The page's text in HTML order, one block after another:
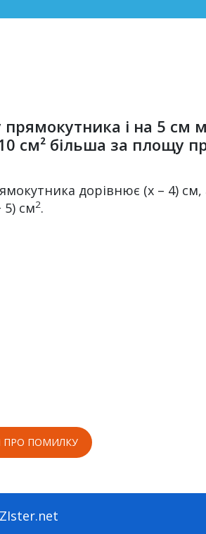
і на 5 см
см² більша за площу
дорівнює (x – 4) см,
5) см2.
ПРО ПОМИЛКУ